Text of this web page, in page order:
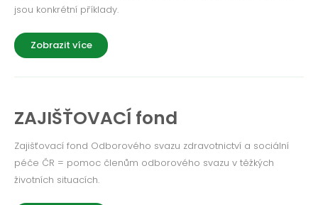
jsou konkrétní příklady.
Zobrazit více
ZAJIŠŤOVACÍ fond
Zajišťovací fond Odborového svazu zdravotnictví a sociální
péče ČR = pomoc členům odborového svazu v těžkých
životních situacích.